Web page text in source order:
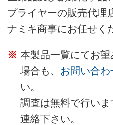
プライヤーの販売代理
ナミキ商事にお任せく
本製品一覧にてお
場合も、 お問い合
い。
調査は無料で行い
連絡下さい。